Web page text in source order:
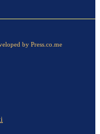
by Press.co.me